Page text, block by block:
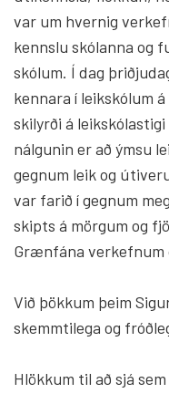
var um hvernig
kennslu skólanna og
skólum. Í dag
kennara í leikskólum
skilyrði á
nálgunin er að ýmsu
gegnum leik og
var farið í gegnum
skipts á mörgum og
Grænfána verkefnum
Við þökkum þeim
skemmtilega og
Hlökkum til að sjá